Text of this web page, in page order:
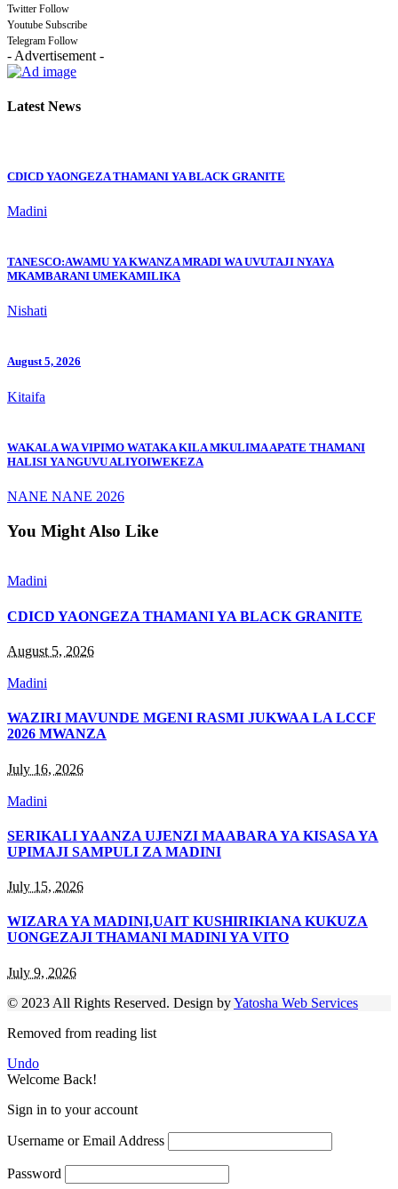
Twitter Follow
Youtube Subscribe
Telegram Follow
- Advertisement -
Latest News
CDICD YAONGEZA THAMANI YA BLACK GRANITE
Madini
TANESCO:AWAMU YA KWANZA MRADI WA UVUTAJI NYAYA
MKAMBARANI UMEKAMILIKA
Nishati
August 5, 2026
Kitaifa
WAKALA WA VIPIMO WATAKA KILA MKULIMA APATE THAMANI
HALISI YA NGUVU ALIYOIWEKEZA
NANE NANE 2026
You Might Also Like
Madini
CDICD YAONGEZA THAMANI YA BLACK GRANITE
August 5, 2026
Madini
WAZIRI MAVUNDE MGENI RASMI JUKWAA LA LCCF
2026 MWANZA
July 16, 2026
Madini
SERIKALI YAANZA UJENZI MAABARA YA KISASA YA
UPIMAJI SAMPULI ZA MADINI
July 15, 2026
WIZARA YA MADINI,UAIT KUSHIRIKIANA KUKUZA
UONGEZAJI THAMANI MADINI YA VITO
July 9, 2026
© 2023 All Rights Reserved. Design byYatosha Web Services
Removed from reading list
Undo
Welcome Back!
Sign in to your account
Username or Email Address
Password